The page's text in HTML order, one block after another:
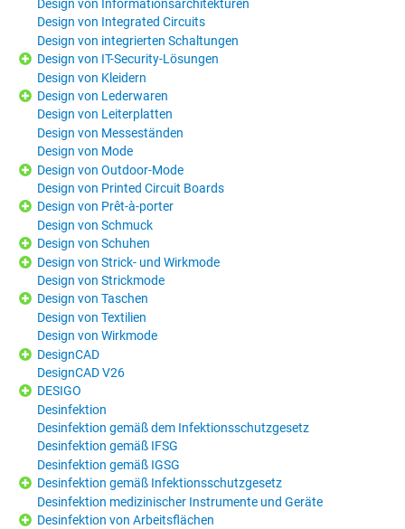
Design von Informationsarchitekturen
Design von Integrated Circuits
Design von integrierten Schaltungen
Design von IT-Security-Lösungen
Design von Kleidern
Design von Lederwaren
Design von Leiterplatten
Design von Messeständen
Design von Mode
Design von Outdoor-Mode
Design von Printed Circuit Boards
Design von Prêt-à-porter
Design von Schmuck
Design von Schuhen
Design von Strick- und Wirkmode
Design von Strickmode
Design von Taschen
Design von Textilien
Design von Wirkmode
DesignCAD
DesignCAD V26
DESIGO
Desinfektion
Desinfektion gemäß dem Infektionsschutzgesetz
Desinfektion gemäß IFSG
Desinfektion gemäß IGSG
Desinfektion gemäß Infektionsschutzgesetz
Desinfektion medizinischer Instrumente und Geräte
Desinfektion von Arbeitsflächen